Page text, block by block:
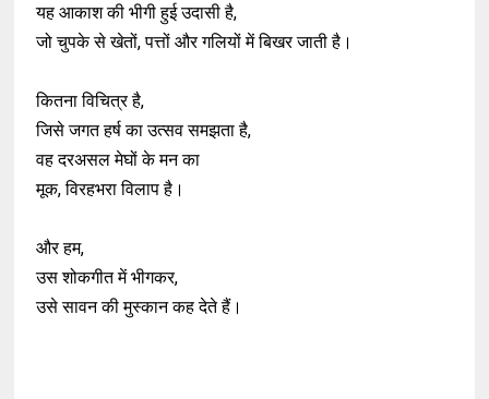
यह आकाश की भीगी हुई उदासी है,
जो चुपके से खेतों, पत्तों और गलियों में बिखर जाती है।
कितना विचित्र है,
जिसे जगत हर्ष का उत्सव समझता है,
वह दरअसल मेघों के मन का
मूक, विरहभरा विलाप है।
और हम,
उस शोकगीत में भीगकर,
उसे सावन की मुस्कान कह देते हैं।